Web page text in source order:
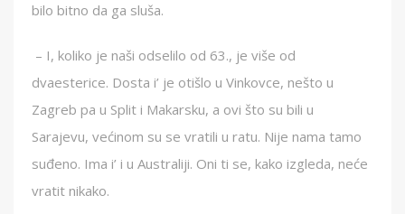
bilo bitno da ga sluša.
– I, koliko je naši odselilo od 63., je više od
dvaesterice. Dosta i’ je otišlo u Vinkovce, nešto u
Zagreb pa u Split i Makarsku, a ovi što su bili u
Sarajevu, većinom su se vratili u ratu. Nije nama tamo
suđeno. Ima i’ i u Australiji. Oni ti se, kako izgleda, neće
vratit nikako.